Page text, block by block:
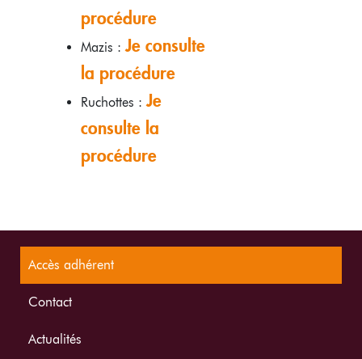
procédure
Mazis :Je consulte
la procédure
Ruchottes :Je
consulte la
procédure
Accès adhérent
Contact
Actualités